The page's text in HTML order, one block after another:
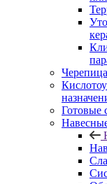
Черепица
Готовые